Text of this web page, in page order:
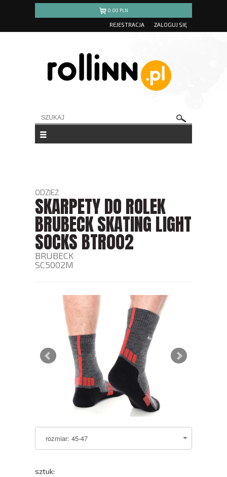
0.00 PLN
REJESTRACJA ZALOGUJ SIĘ
ODZIEŻ
SKARPETY DO ROLEK
BRUBECK SKATING LIGHT
SOCKS BTR002
BRUBECK
SC5002M
sztuk: